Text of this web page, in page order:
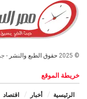
© 2025 حقوق الطبع والنشر -
خريطة الموقع
الرئيسية أخبار اقتصاد